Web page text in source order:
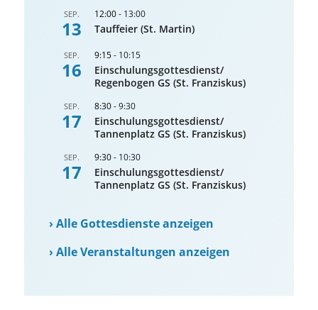
SEP.
13
12:00- 13:00
Tauffeier (St. Martin)
SEP.
16
9:15- 10:15
Einschulungsgottesdienst/
Regenbogen GS (St. Franziskus)
SEP.
17
8:30-9:30
Einschulungsgottesdienst/
Tannenplatz GS (St. Franziskus)
SEP.
17
9:30- 10:30
Einschulungsgottesdienst/
Tannenplatz GS (St. Franziskus)
›Alle Gottesdienste anzeigen
›Alle Veranstaltungen anzeigen